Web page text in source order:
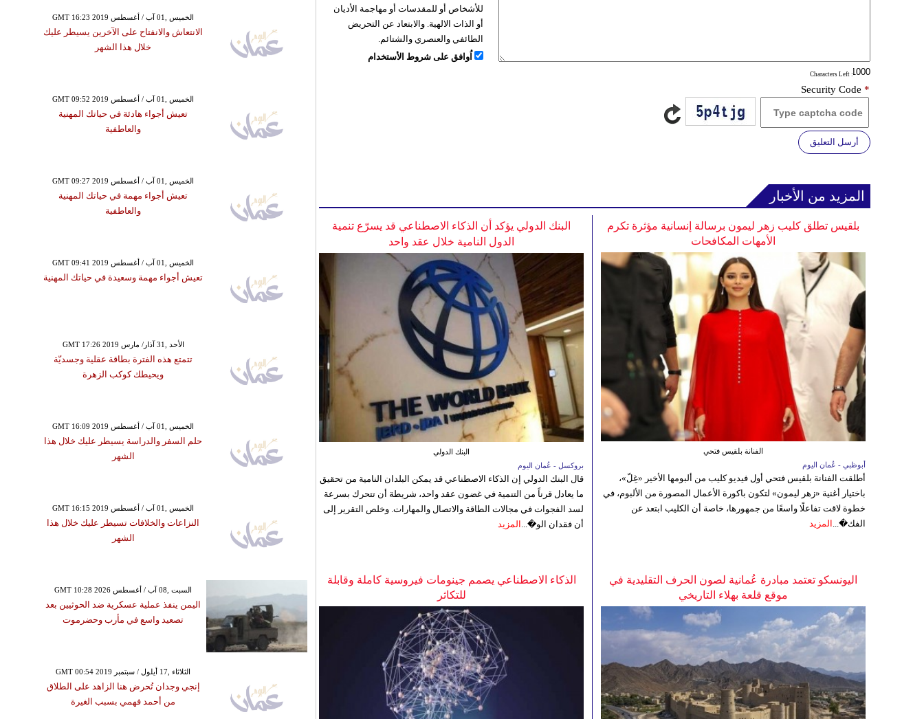
: Characters Left
للأشخاص أو للمقدسات أو مهاجمة الأديان
أو الذات الالهية. والابتعاد عن التحريض
الطائفي والعنصري والشتائم.
اُوافق على شروط الأستخدام
Security Code *
أرسل التعليق
المزيد من الأخبار
البنك الدولي يؤكد أن الذكاء الاصطناعي قد يسرّع تنمية
الدول النامية خلال عقد واحد
البنك الدولي
بروكسل - عُمان اليوم
قال البنك الدولي إن الذكاء الاصطناعي قد يمكن البلدان النامية من تحقيق
ما يعادل قرناً من التنمية في غضون عقد واحد، شريطة أن تتحرك بسرعة
لسد الفجوات في مجالات الطاقة والاتصال والمهارات. وخلص التقرير إلى
أن فقدان الو�... المزيد
بلقيس تطلق كليب زهر ليمون برسالة إنسانية مؤثرة تكرم
الأمهات المكافحات
الفنانة بلقيس فتحي
أبوظبي - عُمان اليوم
أطلقت الفنانة بلقيس فتحي أول فيديو كليب من ألبومها الأخير «غِلّ»،
باختيار أغنية «زهر ليمون» لتكون باكورة الأعمال المصورة من الألبوم، في
خطوة لاقت تفاعلًا واسعًا من جمهورها، خاصة أن الكليب ابتعد عن
الفك�... المزيد
الذكاء الاصطناعي يصمم جينومات فيروسية كاملة وقابلة
للتكاثر
اليونسكو تعتمد مبادرة عُمانية لصون الحرف التقليدية في
موقع قلعة بهلاء التاريخي
GMT 16:23 2019 الخميس ,01 آب / أغسطس
الانتعاش والانفتاح على الآخرين يسيطر عليك
خلال هذا الشهر
GMT 09:52 2019 الخميس ,01 آب / أغسطس
تعيش أجواء هادئة في حياتك المهنية
والعاطفية
GMT 09:27 2019 الخميس ,01 آب / أغسطس
تعيش أجواء مهمة في حياتك المهنية
والعاطفية
GMT 09:41 2019 الخميس ,01 آب / أغسطس
تعيش أجواء مهمة وسعيدة في حياتك المهنية
GMT 17:26 2019 الأحد ,31 آذار/ مارس
تتمتع هذه الفترة بطاقة عقلية وجسديّة
ويحيطك كوكب الزهرة
GMT 16:09 2019 الخميس ,01 آب / أغسطس
حلم السفر والدراسة يسيطر عليك خلال هذا
الشهر
GMT 16:15 2019 الخميس ,01 آب / أغسطس
النزاعات والخلافات تسيطر عليك خلال هذا
الشهر
GMT 10:28 2026 السبت ,08 آب / أغسطس
اليمن ينفذ عملية عسكرية ضد الحوثيين بعد
تصعيد واسع في مأرب وحضرموت
GMT 00:54 2019 الثلاثاء ,17 أيلول / سبتمبر
إنجي وجدان تُحرض هنا الزاهد على الطلاق
من أحمد فهمي بسبب الغيرة